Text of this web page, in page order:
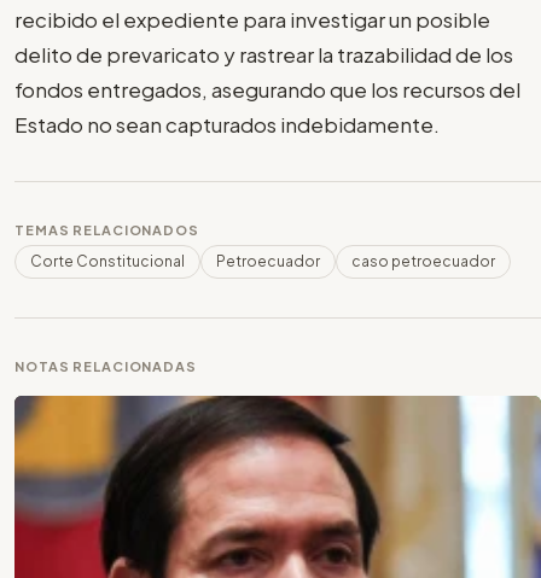
recibido el expediente para investigar un posible
delito de prevaricato y rastrear la trazabilidad de los
fondos entregados, asegurando que los recursos del
Estado no sean capturados indebidamente.
TEMAS RELACIONADOS
Corte Constitucional Petroecuador caso petroecuador
NOTAS RELACIONADAS